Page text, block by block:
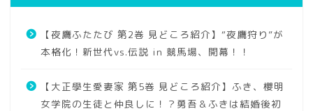
【夜鷹ふたたび 第2巻 見どころ紹介】“夜鷹狩り”が
本格化！新世代vs.伝説 in 競馬場、開幕！！
【大正學生愛妻家 第5巻 見どころ紹介】ふき、櫻明
女学院の生徒と仲良しに！？勇吾＆ふきは結婚後初